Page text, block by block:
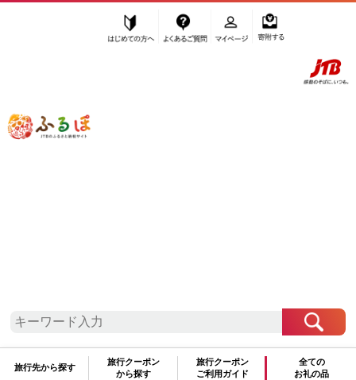
ふるぽ JTBのふるさと納税サイト
旅行先から探す
旅行クーポン
から探す
旅行クーポン
ご利用ガイド
全ての
お礼の品
「北海道栗山町」はふるぽからお申込みをすること
はできません。